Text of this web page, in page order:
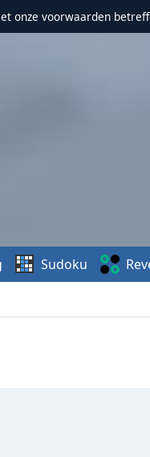
onze voorwaarden
Sudoku